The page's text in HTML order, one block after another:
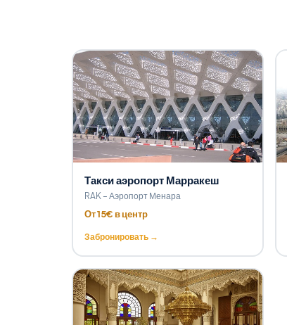
Такси аэропорт Марракеш
RAK – Аэропорт Менара
От 15€ в центр
Забронировать →